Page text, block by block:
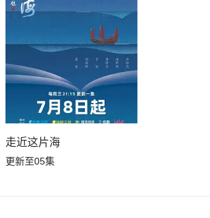
走近这片海
更新至05集